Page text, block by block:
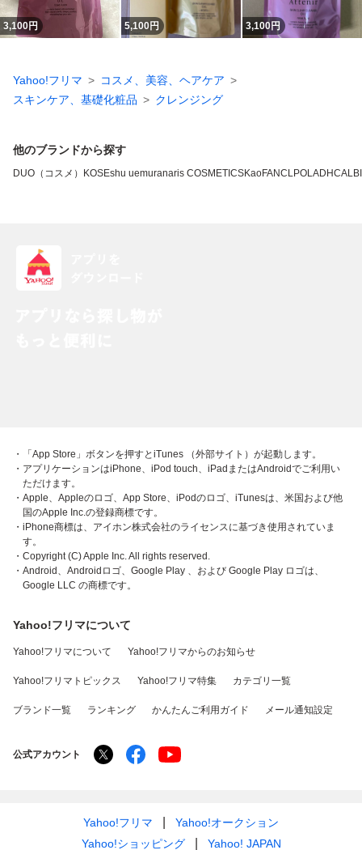
3,100円 5,100円 3,100円
Yahoo!フリマ
コスメ、美容、ヘアケア
スキンケア、基礎化粧品
クレンジング
他のブランドから探す
DUO（コスメ） KOSEshu uemuranaris COSMETICSKaoFANCLPOLADHC
・「App Store」ボタンを押すとiTunes （外部サイト）が起動します。
・アプリケーションはiPhone、iPod touch、iPadまたはAndroidでご利用い
ただけます。
・Apple、Appleのロゴ、App Store、iPodのロゴ、iTunesは、米国および他
国のApple Inc.の登録商標です。
・iPhone商標は、アイホン株式会社のライセンスに基づき使用されていま
す。
・Copyright (C) Apple Inc. All rights reserved.
・Android、Androidロゴ、Google Play 、および Google Play ロゴは、
Google LLC の商標です。
Yahoo!フリマについて
Yahoo!フリマについて Yahoo!フリマからのお知らせ
Yahoo!フリマトピックス Yahoo!フリマ特集 カテゴリ一覧
ブランド一覧 ランキング かんたんご利用ガイド メール通知設定
公式アカウント
Yahoo!フリマ
Yahoo!オークション
Yahoo!ショッピング
Yahoo! JAPAN